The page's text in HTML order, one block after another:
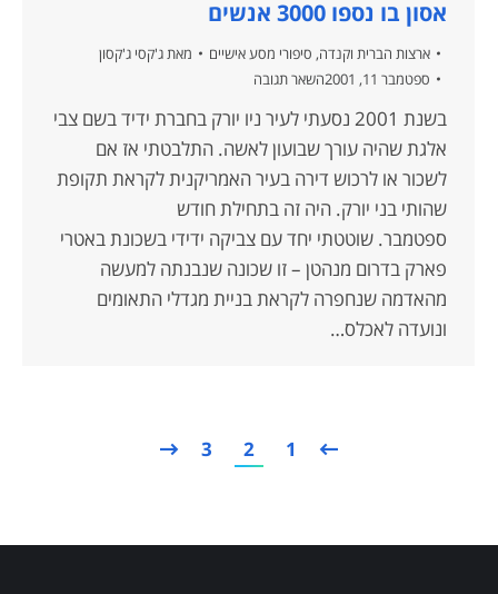
אסון בו נספו 3000 אנשים
ארצות הברית וקנדה, סיפורי מסע אישיים מאת ג'קסי ג'קסון
ספטמבר 11, 2001
השאר תגובה
בשנת 2001 נסעתי לעיר ניו יורק בחברת ידיד בשם צבי
אלגת שהיה עורך שבועון לאשה. התלבטתי אז אם
לשכור או לרכוש דירה בעיר האמריקנית לקראת תקופת
שהותי בני יורק. היה זה בתחילת חודש
ספטמבר. שוטטתי יחד עם צביקה ידידי בשכונת באטרי
פארק בדרום מנהטן – זו שכונה שנבנתה למעשה
מהאדמה שנחפרה לקראת בניית מגדלי התאומים
ונועדה לאכלס…
1
2
3